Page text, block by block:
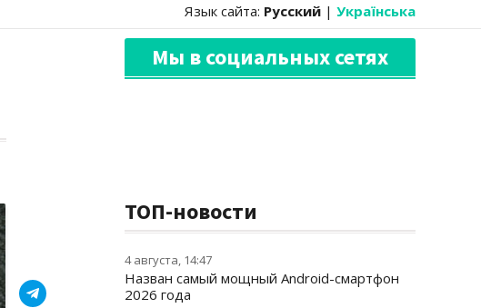
Язык сайта: Русский | Українська
Мы в социальных сетях
ТОП-новости
4 августа, 14:47
Назван самый мощный Android-смартфон
2026 года